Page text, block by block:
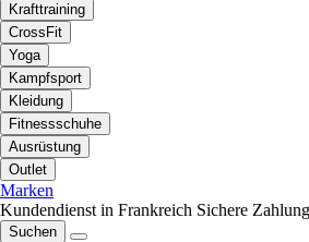
Krafttraining
CrossFit
Yoga
Kampfsport
Kleidung
Fitnessschuhe
Ausrüstung
Outlet
Marken
Kundendienst in Frankreich Sichere Zahlung
Suchen